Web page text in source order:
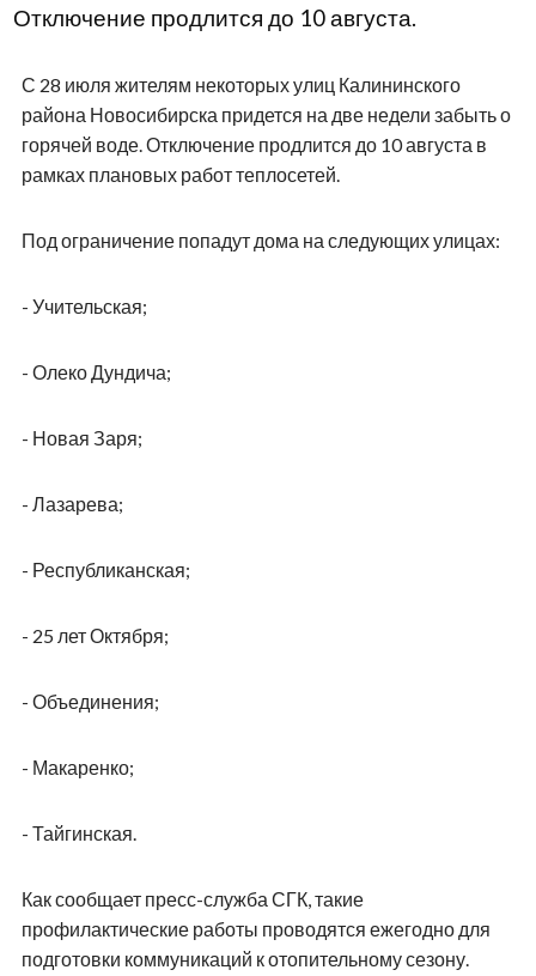
Отключение продлится до 10 августа.
С 28 июля жителям некоторых улиц Калининского
района Новосибирска придется на две недели забыть о
горячей воде. Отключение продлится до 10 августа в
рамках плановых работ теплосетей.
Под ограничение попадут дома на следующих улицах:
- Учительская;
- Олеко Дундича;
- Новая Заря;
- Лазарева;
- Республиканская;
- 25 лет Октября;
- Объединения;
- Макаренко;
- Тайгинская.
Как сообщает пресс-служба СГК, такие
профилактические работы проводятся ежегодно для
подготовки коммуникаций к отопительному сезону.